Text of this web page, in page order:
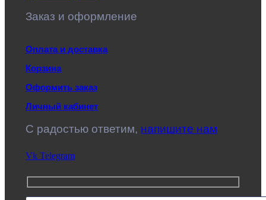
Заказ и оформление
Оплата и доставка
Корзина
Оформить заказ
Личный кабинет
C радостью ответим, напишите нам
Vk Telegram